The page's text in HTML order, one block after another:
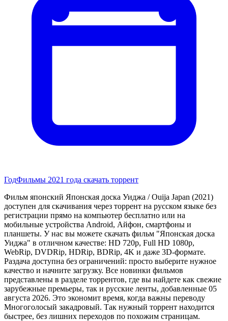
ГодФильмы 2021 года скачать торрент
Фильм японский Японская доска Уиджа / Ouija Japan (2021)
доступен для скачивания через торрент на русском языке без
регистрации прямо на компьютер бесплатно или на
мобильные устройства Android, Айфон, смартфоны и
планшеты. У нас вы можете скачать фильм "Японская доска
Уиджа" в отличном качестве: HD 720p, Full HD 1080p,
WebRip, DVDRip, HDRip, BDRip, 4K и даже 3D-формате.
Раздача доступна без ограничений: просто выберите нужное
качество и начните загрузку. Все новинки фильмов
представлены в разделе торрентов, где вы найдете как свежие
зарубежные премьеры, так и русские ленты, добавленные 05
августа 2026. Это экономит время, когда важны переводу
Многоголосый закадровый. Так нужный торрент находится
быстрее, без лишних переходов по похожим страницам.